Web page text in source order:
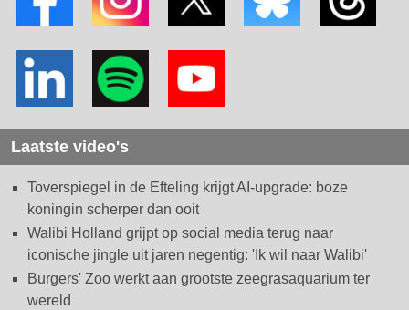
Laatste video's
Toverspiegel in de Efteling krijgt AI-upgrade: boze
koningin scherper dan ooit
Walibi Holland grijpt op social media terug naar
iconische jingle uit jaren negentig: 'Ik wil naar Walibi'
Burgers' Zoo werkt aan grootste zeegrasaquarium ter
wereld